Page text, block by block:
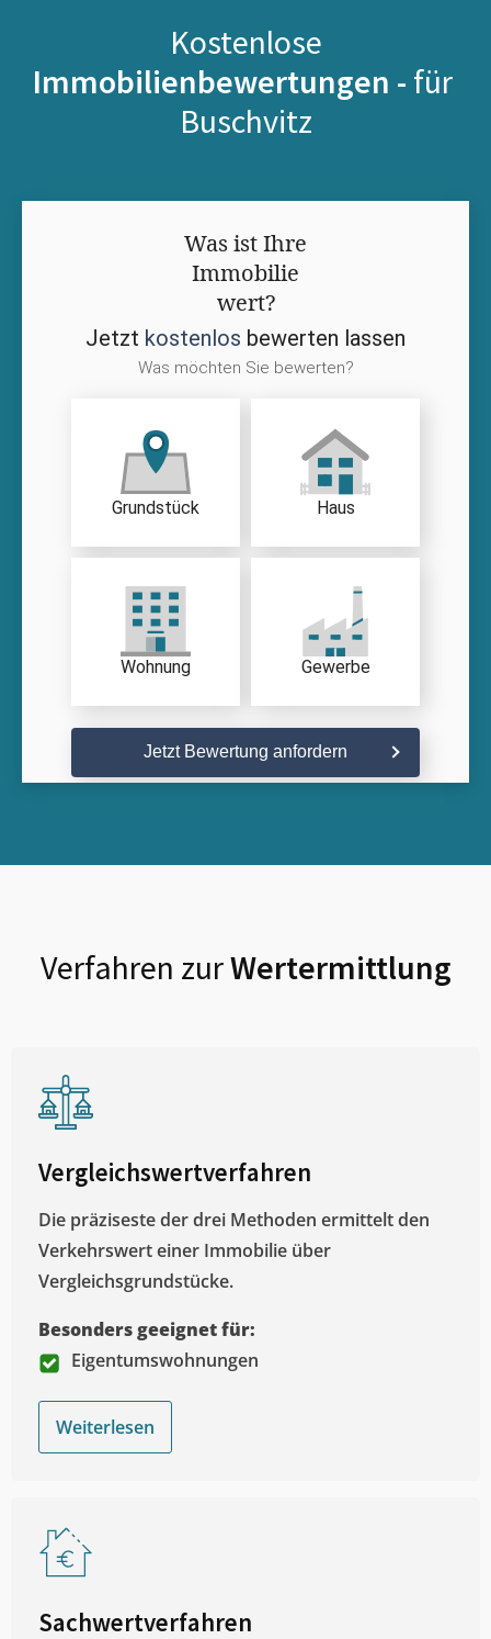
Kostenlose
Immobilienbewertungen - für
Buschvitz
Was ist Ihre
Immobilie
wert?
Jetzt kostenlos bewerten lassen
Was möchten Sie bewerten?
Grundstück Haus
Wohnung Gewerbe
Jetzt Bewertung anfordern
Verfahren zurWertermittlung
Vergleichswertverfahren
Die präziseste der drei Methoden ermittelt den
Verkehrswert einer Immobilie über
Vergleichsgrundstücke.
Besonders geeignet für:
Eigentumswohnungen
Weiterlesen
Sachwertverfahren